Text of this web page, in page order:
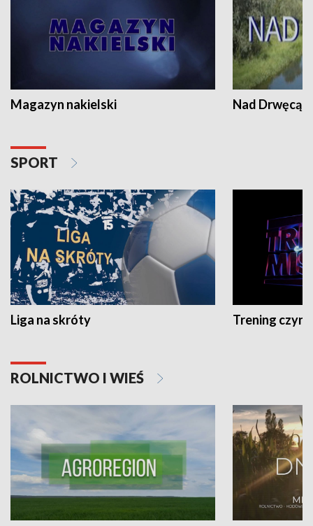
Magazyn nakielski Nad Drwęcą
SPORT
Liga na skróty Trening czyni
ROLNICTWO I WIEŚ